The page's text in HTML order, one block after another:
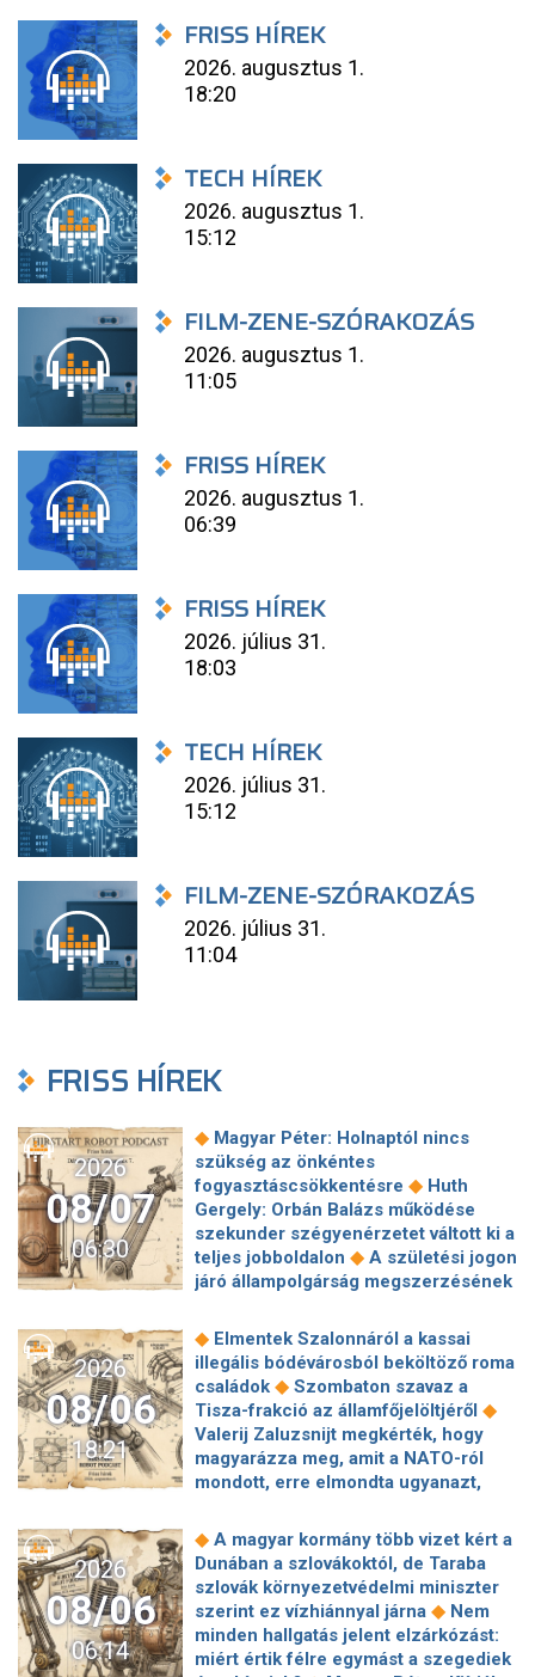
FRISS HÍREK
2026. augusztus 1.
18:20
TECH HÍREK
2026. augusztus 1.
15:12
FILM-ZENE-SZÓRAKOZÁS
2026. augusztus 1.
11:05
FRISS HÍREK
2026. augusztus 1.
06:39
FRISS HÍREK
2026. július 31.
18:03
TECH HÍREK
2026. július 31.
15:12
FILM-ZENE-SZÓRAKOZÁS
2026. július 31.
11:04
FRISS HÍREK
2026
08/07
06:30
◆ Magyar Péter: Holnaptól nincs
szükség az önkéntes
fogyasztáscsökkentésre ◆ Huth
Gergely: Orbán Balázs működése
szekunder szégyenérzetet váltott ki a
teljes jobboldalon ◆ A születési jogon
járó állampolgárság megszerzésének
Donald Trump
◆ „Kevésen múlt a
katasztrófa” – szintet léphetett az
orosz hibrid hadviselés ◆
Ákos: Vagyonkezelés közérdekből: mi
jön a kekvák után? ◆ Térképen, ahogy
hajnalban elérte Magyarország
határát a hidegfront ◆ A forintot is
megütheti az aszály ◆ Szombaton
államfőjelöltjéről◆Egyre inkább az
agglomerációt választják a főváros
helyett, akik százmilliónál többért
vennének lakást◆Robbanószereket
találtak Budapesten, péntek hajnalban
több helyszínt is lezárnak◆Calcio:
2026
08/06
18:21
◆ Elmentek Szalonnáról a kassai
illegális bódévárosból beköltöző roma
családok ◆ Szombaton szavaz a
Tisza-frakció az államfőjelöltjéről ◆
Valerij Zaluzsnijt megkérték, hogy
magyarázza meg, amit a NATO-ról
mondott, erre elmondta ugyanazt,
kötött szerződéseket a HM cége a
Lounge Eventtel, a miniszter
feljelentést tett
◆Orbán Anita
megkérte a szlovák kormányt, hogy
segítse a magyar vízellátást ◆ Forró
augusztus: gátja lehet az uniós
2026
08/06
06:14
◆ A magyar kormány több vizet kért a
Dunában a szlovákoktól, de Taraba
szlovák környezetvédelmi miniszter
szerint ez vízhiánnyal járna ◆ Nem
minden hallgatás jelent elzárkózást:
miért értik félre egymást a szegediek